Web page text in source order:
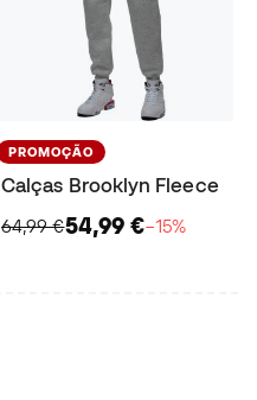
PROMOÇÃO
Calças Brooklyn Fleece
64,99 €54,99 €−15%